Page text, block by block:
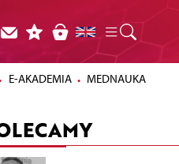
E-AKADEMIA MEDNAUKA